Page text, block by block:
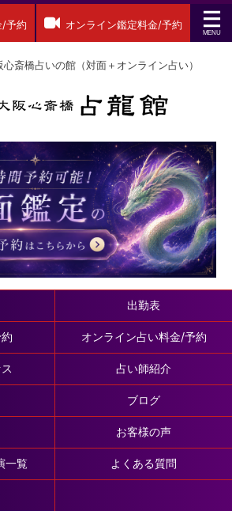
/予約 オンライン鑑定料金/予約
斎橋占いの館（対面＋オンライン占い）
出勤表
オンライン占い料金/予約
占い師紹介
ブログ
お客様の声
一覧 よくある質問